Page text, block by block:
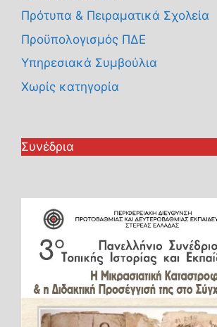
Πρότυπα & Πειραματικά Σχολεία
Προϋπολογισμός ΠΔΕ
Υπηρεσιακά Συμβούλια
Χωρίς κατηγορία
Συνέδρια